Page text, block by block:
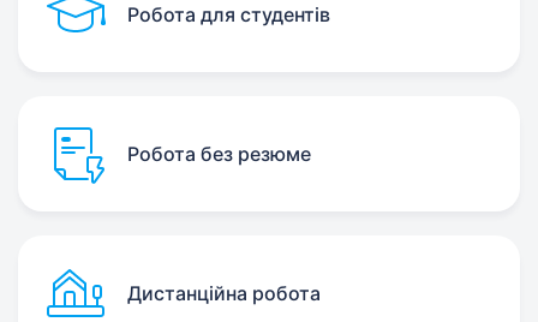
Робота для студентів
Робота без резюме
Дистанційна робота